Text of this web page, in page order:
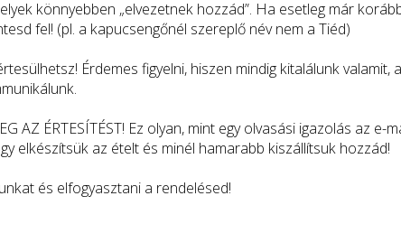
könnyebben „elvezetnek hozzád”. Ha esetleg már
fel! (pl. a kapucsengőnél szereplő név nem a Tiéd)
Érdemes figyelni, hiszen mindig kitalálunk valamit,
AZ ÉRTESÍTÉST! Ez olyan, mint egy olvasási igazolás az
elkészítsük az ételt és minél hamarabb kiszállítsuk hozzád!
és elfogyasztani a rendelésed!